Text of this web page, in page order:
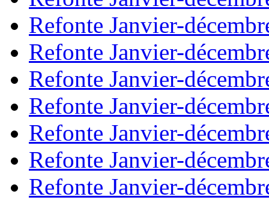
Refonte Janvier-
Refonte Janvier-
Refonte Janvier-
Refonte Janvier-
Refonte Janvier-
Refonte Janvier-
Refonte Janvier-